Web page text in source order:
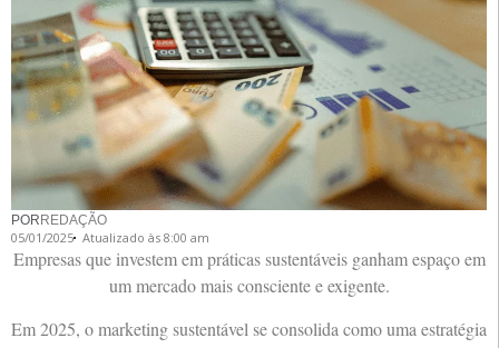
POR REDAÇÃO
05/01/2025 Atualizado às 8:00 am
Empresas que investem em práticas sustentáveis ganham espaço em
um mercado mais consciente e exigente.
Em 2025, o marketing sustentável se consolida como uma estratégia